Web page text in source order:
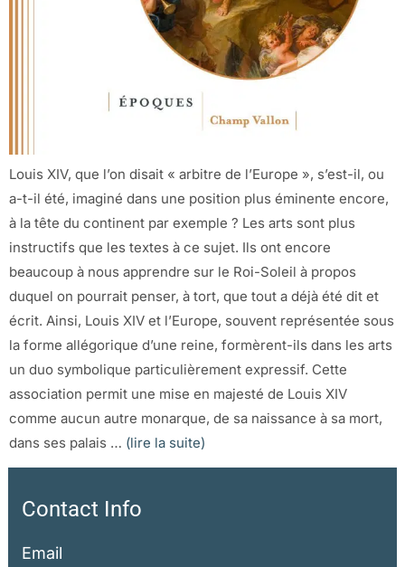
Louis XIV, que l’on disait « arbitre de l’Europe », s’est-il, ou
a-t-il été, imaginé dans une position plus éminente encore,
à la tête du continent par exemple ? Les arts sont plus
instructifs que les textes à ce sujet. Ils ont encore
beaucoup à nous apprendre sur le Roi-Soleil à propos
duquel on pourrait penser, à tort, que tout a déjà été dit et
écrit. Ainsi, Louis XIV et l’Europe, souvent représentée sous
la forme allégorique d’une reine, formèrent-ils dans les arts
un duo symbolique particulièrement expressif. Cette
association permit une mise en majesté de Louis XIV
comme aucun autre monarque, de sa naissance à sa mort,
dans ses palais … (lire la suite)
Contact Info
Email